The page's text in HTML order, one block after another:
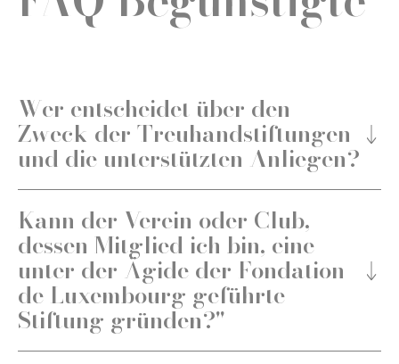
Wer entscheidet über den
Zweck der Treuhandstiftungen
und die unterstützten Anliegen?
Kann der Verein oder Club,
dessen Mitglied ich bin, eine
unter der Ägide der Fondation
de Luxembourg geführte
Stiftung gründen?"